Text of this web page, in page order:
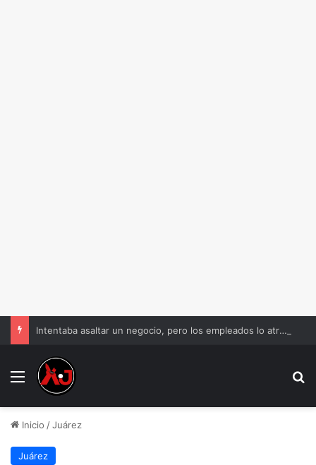
Intentaba asaltar un negocio, pero los empleados lo atraparon en Juárez
Menu
Inicio /Juárez
Juárez